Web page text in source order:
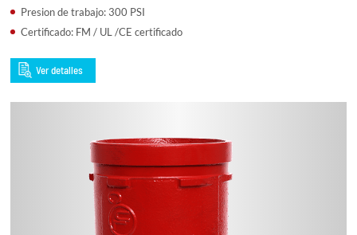
Presion de trabajo: 300 PSI
Certificado: FM / UL /CE certificado
Ver detalles